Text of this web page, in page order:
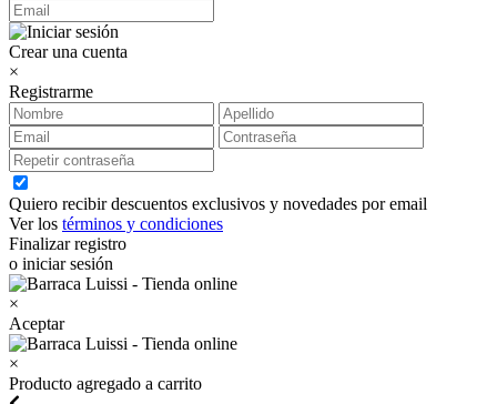
Crear una cuenta
×
Registrarme
Quiero recibir descuentos exclusivos y novedades por email
Ver los términos y condiciones
Finalizar registro
o iniciar sesión
×
Aceptar
×
Producto agregado a carrito